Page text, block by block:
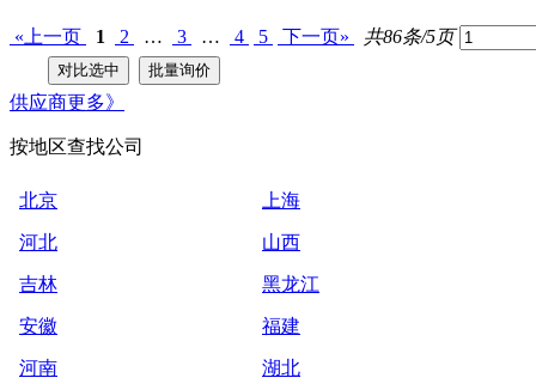
«上一页 1 2 … 3 … 4 5 下一页» 共86条/5页
供应商更多》
按地区查找公司
北京 上海
河北 山西
吉林 黑龙江
安徽 福建
河南 湖北